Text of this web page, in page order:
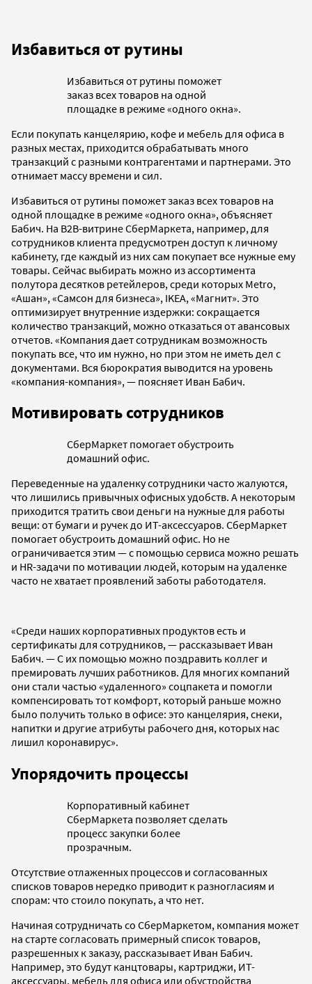
Избавиться от рутины
Избавиться от рутины поможет
заказ всех товаров на одной
площадке в режиме «одного окна».
Если покупать канцелярию, кофе и мебель для офиса в
разных местах, приходится обрабатывать много
транзакций с разными контрагентами и партнерами. Это
отнимает массу времени и сил.
Избавиться от рутины поможет заказ всех товаров на
одной площадке в режиме «одного окна», объясняет
Бабич. На B2В-витрине СберМаркета, например, для
сотрудников клиента предусмотрен доступ к личному
кабинету, где каждый из них сам покупает все нужные ему
товары. Сейчас выбирать можно из ассортимента
полутора десятков ретейлеров, среди которых Metro,
«Ашан», «Самсон для бизнеса», IKEA, «Магнит». Это
оптимизирует внутренние издержки: сокращается
количество транзакций, можно отказаться от авансовых
отчетов. «Компания дает сотрудникам возможность
покупать все, что им нужно, но при этом не иметь дел с
документами. Вся бюрократия выводится на уровень
«‎компания-компания», — поясняет Иван Бабич.
Мотивировать сотрудников
СберМаркет помогает обустроить
домашний офис.
Переведенные на удаленку сотрудники часто жалуются,
что лишились привычных офисных удобств. А некоторым
приходится тратить свои деньги на нужные для работы
вещи: от бумаги и ручек до ИТ-аксессуаров. СберМаркет
помогает обустроить домашний офис. Но не
ограничивается этим — с помощью сервиса можно решать
и HR-задачи по мотивации людей, которым на удаленке
часто не хватает проявлений заботы работодателя.
«Среди наших корпоративных продуктов есть и
сертификаты для сотрудников, — рассказывает Иван
Бабич. — С их помощью можно поздравить коллег и
премировать лучших работников. Для многих компаний
они стали частью «удаленного» соцпакета и помогли
компенсировать тот комфорт, который раньше можно
было получить только в офисе: это канцелярия, снеки,
напитки и другие атрибуты рабочего дня, которых нас
лишил коронавирус».
Упорядочить процессы
Корпоративный кабинет
СберМаркета позволяет сделать
процесс закупки более
прозрачным.
Отсутствие отлаженных процессов и согласованных
списков товаров нередко приводит к разногласиям и
спорам: что стоило покупать, а что нет.
Начиная сотрудничать со СберМаркетом, компания может
на старте согласовать примерный список товаров,
разрешенных к заказу, рассказывает Иван Бабич.
Например, это будут канцтовары, картриджи, ИТ-
аксессуары, мебель для офиса или обустройства